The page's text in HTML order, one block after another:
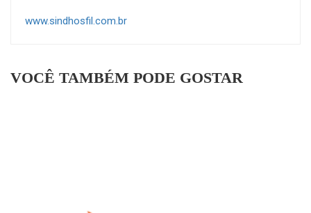
www.sindhosfil.com.br
VOCÊ TAMBÉM PODE GOSTAR